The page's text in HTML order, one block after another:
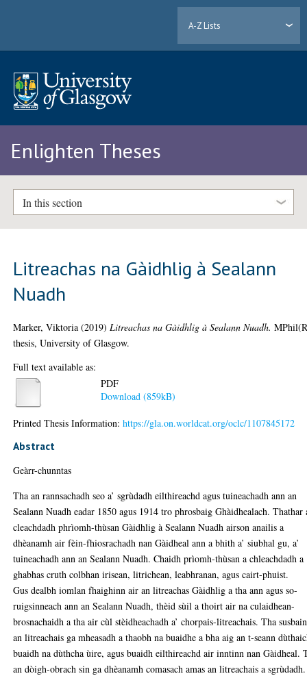
A-Z Lists
Enlighten Theses
In this section
Litreachas na Gàidhlig à Sealann
Nuadh
Marker, Viktoria (2019) Litreachas na Gàidhlig à Sealann Nuadh.
thesis, University of Glasgow.
Full text available as:
PDF
Download (859kB)
Printed Thesis Information:https://gla.on.worldcat.org/oclc/1107845172
Abstract
Geàrr-chunntas
Tha an rannsachadh seo a’ sgrùdadh eilthireachd agus tuineachadh ann an
Sealann Nuadh eadar 1850 agus 1914 tro phrosbaig Ghàidhealach. Thathar
cleachdadh phrìomh-thùsan Gàidhlig à Sealann Nuadh airson anailis a
dhèanamh air fèin-fhiosrachadh nan Gàidheal ann a bhith a’ siubhal gu, a’
tuineachadh ann an Sealann Nuadh. Chaidh prìomh-thùsan a chleachdadh a
ghabhas cruth colbhan irisean, litrichean, leabhranan, agus cairt-phuist.
Gus dealbh iomlan fhaighinn air an litreachas Gàidhlig a tha ann agus so-
ruigsinneach ann an Sealann Nuadh, thèid sùil a thoirt air na culaidhean-
brosnachaidh a tha air cùl stèidheachadh a’ chorpais-litreachais. Tha
an litreachais ga mheasadh a thaobh na buaidhe a bha aig an t-seann
buaidh na dùthcha ùire, agus buaidh eilthireachd air inntinn nan Gàidheal.
an dòigh-obrach sin ga dhèanamh comasach amas an litreachais a sgrùdadh.